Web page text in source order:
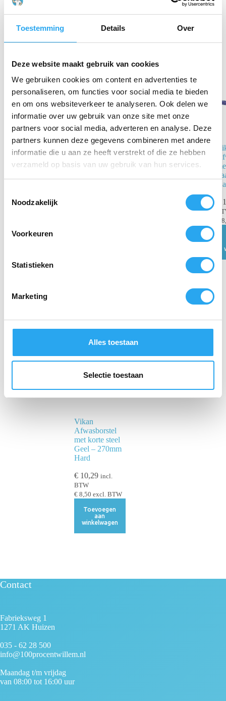
Toestemming Details Over
Deze website maakt gebruik van cookies
We gebruiken cookies om content en advertenties te
personaliseren, om functies voor social media te bieden
en om ons websiteverkeer te analyseren. Ook delen we
informatie over uw gebruik van onze site met onze
partners voor social media, adverteren en analyse. Deze
partners kunnen deze gegevens combineren met andere
informatie die u aan ze heeft verstrekt of die ze hebben
verzameld op basis van uw gebruik van hun services.
t
Noodzakelijk
Voorkeuren
Statistieken
Marketing
Alles toestaan
Selectie toestaan
Gerelateerde producten
Afwasborstel
met korte steel
Vikan
Afwasborstel
met korte steel
Geel – 270mm
Hard
€10,29 incl.
BTW
€8,50 excl. BTW
Toevoegen
aan
winkelwagen
Contact
Fabrieksweg 1
1271 AK Huizen
035 - 62 28 500
info@100procentwillem.nl
Maandag t/m vrijdag
van 08:00 tot 16:00 uur